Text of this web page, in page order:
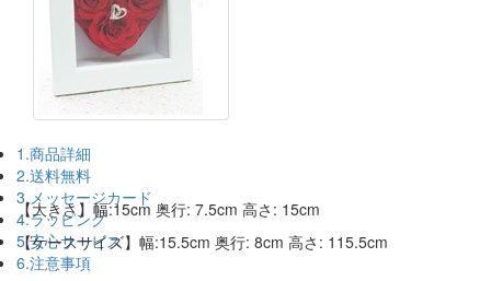
1.商品詳細
2.送料無料
3.メッセージカード
4.ラッピング
5.安心サービス
6.注意事項
【大きさ】幅:15cm 奥行: 7.5cm 高さ: 15cm
【ケースサイズ】幅:15.5cm 奥行: 8cm 高さ: 115.5cm